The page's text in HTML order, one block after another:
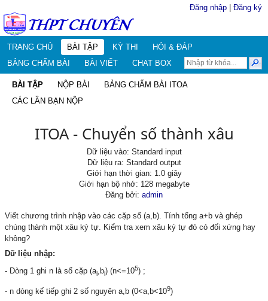
Đăng nhập Đăng ký
TRANG CHỦ BÀI TẬP KỲ THI
HỎI & ĐÁP
BẢNG CHẤM BÀI
BÀI VIẾT CHAT BOX
BÀI TẬP NỘP BÀI
BẢNG CHẤM BÀI ITOA
CÁC LẦN BẠN NỘP
ITOA - Chuyển số thành xâu
Dữ liệu vào: Standard input
Dữ liệu ra: Standard output
Giới hạn thời gian: 1.0 giây
Giới hạn bộ nhớ: 128 megabyte
Đăng bởi: admin
Viết chương trình nhập vào các cặp số (a,b). Tính tổng a+b và ghép
chúng thành một xâu ký tự. Kiểm tra xem xâu ký tự đó có đối xứng hay
không?
Dữ liệu nhập:
- Dòng 1 ghi n là số cặp (ai,bi) (n<=105) ;
- n dòng kế tiếp ghi 2 số nguyên a,b (0<a,b<109)